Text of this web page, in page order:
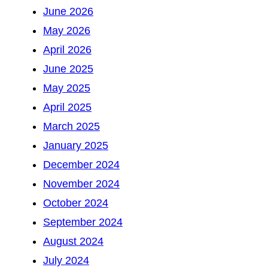
June 2026
May 2026
April 2026
June 2025
May 2025
April 2025
March 2025
January 2025
December 2024
November 2024
October 2024
September 2024
August 2024
July 2024